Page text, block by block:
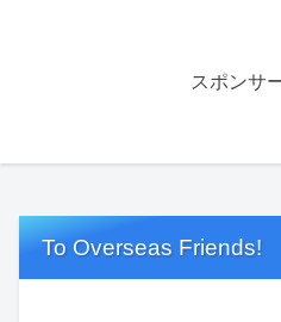
スポンサ
To Overseas Friends!